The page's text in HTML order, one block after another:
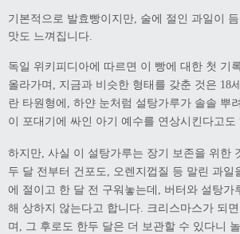
기본적으로 발효빵이지만 술에 절인 과일이
맛도 느껴집니다
독일 위키피디아에 따르면 이 빵에 대한 첫 기
올라가며 , 지금과 비슷한 형태를 갖춘 것은 18
란 타원형에 , 하얀 눈처럼 설탕가루가 솔솔 뿌
이 포대기에 싸인 아기 예수를 연상시킨다고도
하지만, 사실 이 설탕가루는 장기 보존을 위한
두 달 전부터 건포도 , 오렌지껍질 등 말린 과일
에 절이고 한 달 전 구워놓는데 , 버터와 설탕가
해 상하지 않는다고 합니다. 크리스마스가 되
며 , 그 후로도 한두 달은 더 보관할 수 있다니